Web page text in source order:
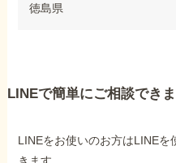
徳島県
LINEで簡単にご相談できま
LINEをお使いのお方はLINE
きます。